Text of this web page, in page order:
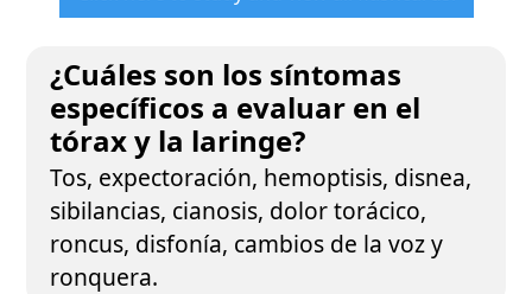
¿Cuáles son los síntomas
específicos a evaluar en el
tórax y la laringe?
Tos, expectoración, hemoptisis, disnea,
sibilancias, cianosis, dolor torácico,
roncus, disfonía, cambios de la voz y
ronquera.